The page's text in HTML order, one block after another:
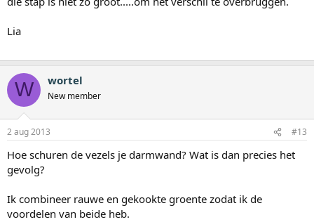
Lia
W wortel
New member
2 aug 2013 #13
Hoe schuren de vezels je darmwand? Wat is dan precies het
gevolg?
Ik combineer rauwe en gekookte groente zodat ik de
voordelen van beide heb.